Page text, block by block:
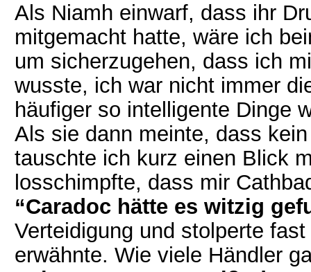
Als Niamh einwarf, dass ihr
mitgemacht hatte, wäre ich
um sicherzugehen, dass ich
wusste, ich war nicht immer
häufiger so intelligente Dinge
Als sie dann meinte, dass
tauschte ich kurz einen Blick
losschimpfte, dass mir
“Caradoc hätte es witzig
Verteidigung und stolperte
erwähnte. Wie viele Händler